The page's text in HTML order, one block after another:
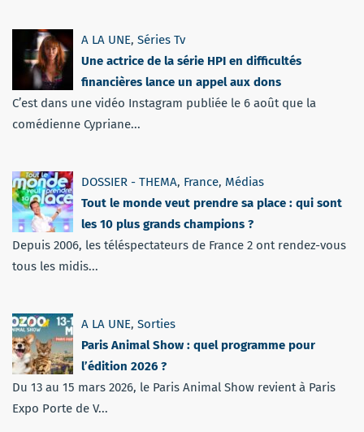
A LA UNE, Séries Tv
Une actrice de la série HPI en difficultés
financières lance un appel aux dons
C’est dans une vidéo Instagram publiée le 6 août que la
comédienne Cypriane...
DOSSIER - THEMA, France, Médias
Tout le monde veut prendre sa place : qui sont
les 10 plus grands champions ?
Depuis 2006, les téléspectateurs de France 2 ont rendez-vous
tous les midis...
A LA UNE, Sorties
Paris Animal Show : quel programme pour
l’édition 2026 ?
Du 13 au 15 mars 2026, le Paris Animal Show revient à Paris
Expo Porte de V...